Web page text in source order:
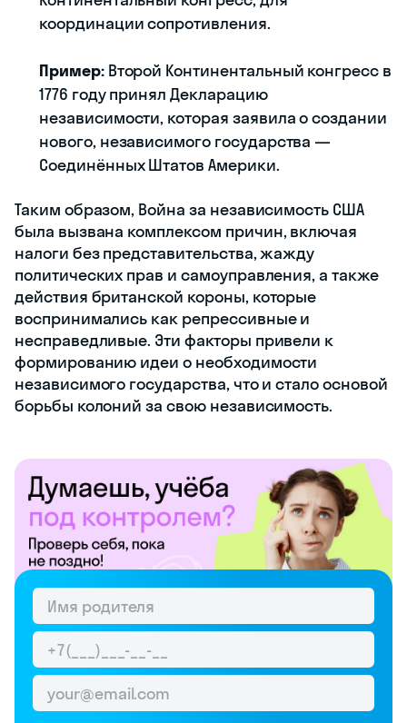
координации сопротивления.
Пример:Второй Континентальный конгресс в
1776 году принял Декларацию
независимости, которая заявила о создании
нового, независимого государства —
Соединённых Штатов Америки.
Таким образом, Война за независимость США
была вызвана комплексом причин, включая
налоги без представительства, жажду
политических прав и самоуправления, а также
действия британской короны, которые
воспринимались как репрессивные и
несправедливые. Эти факторы привели к
формированию идеи о необходимости
независимого государства, что и стало основой
борьбы колоний за свою независимость.